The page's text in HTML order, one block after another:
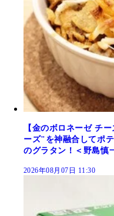
【金のボロネーゼ チ
ーズ"を神融合してポ
のグラタン！＜野島慎
2026年08月07日 11:30